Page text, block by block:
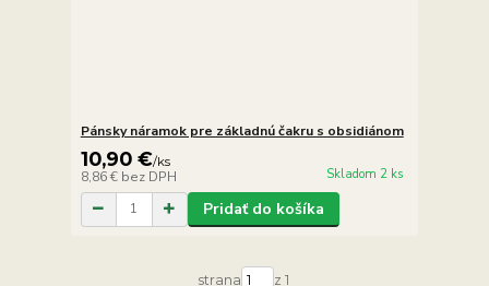
Pánsky náramok pre základnú čakru s obsidiánom
10,90 €/ks
8,86 € bez DPH Skladom 2 ks
Pridať do košíka
strana z 1